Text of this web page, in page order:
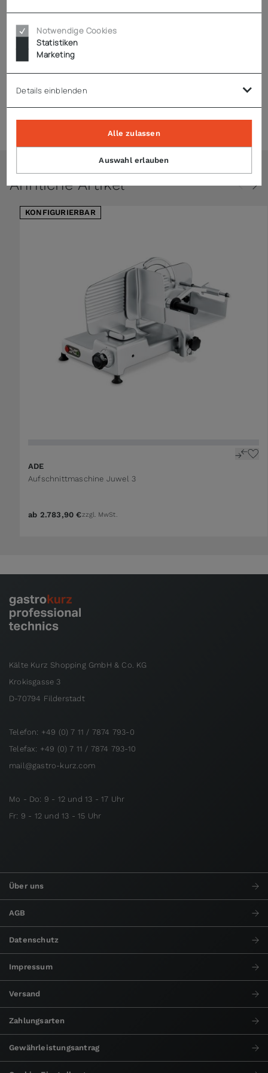
Technische Daten
Ähnliche Artikel
KONFIGURIERBAR
ADE
Aufschnittmaschine Juwel 3
The price depends on the options chosen on the
ab 2.783,90 €zzgl. MwSt.
Kälte Kurz Shopping GmbH & Co. KG
Krokisgasse 3
D-70794 Filderstadt
Telefon: +49 (0) 7 11 / 7874 793-0
Telefax: +49 (0) 7 11 / 7874 793-10
mail@gastro-kurz.com
Mo - Do: 9 - 12 und 13 - 17 Uhr
Fr: 9 - 12 und 13 - 15 Uhr
Über uns
AGB
Datenschutz
Impressum
Versand
Zahlungsarten
Gewährleistungsantrag
Notwendige Cookies
Statistiken
Marketing
Details einblenden
Auswahl erlauben
Alle zulassen